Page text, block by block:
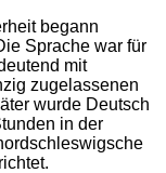
begann
Sprache war für
mit
zugelassenen
wurde Deutsch
in der